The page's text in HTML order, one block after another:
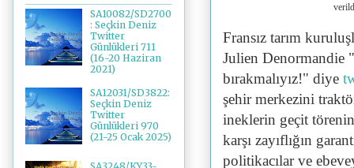
Fransız tarım
Julien Denormandie
bırakmalıyız!" diye
şehir merkezini
ineklerin geçit
karşı zayıflığın
politikacılar ve
SA10082/SD2700
: Seçkin Deniz
Twitter
Günlükleri 711
(16-20 Haziran
2021)
SA12031/SD3822:
Seçkin Deniz
Twitter
Günlükleri 970
(21-25 Ocak 2025)